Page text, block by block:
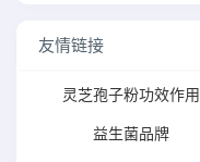
友情链接
灵芝孢子粉功效作用
益生菌品牌